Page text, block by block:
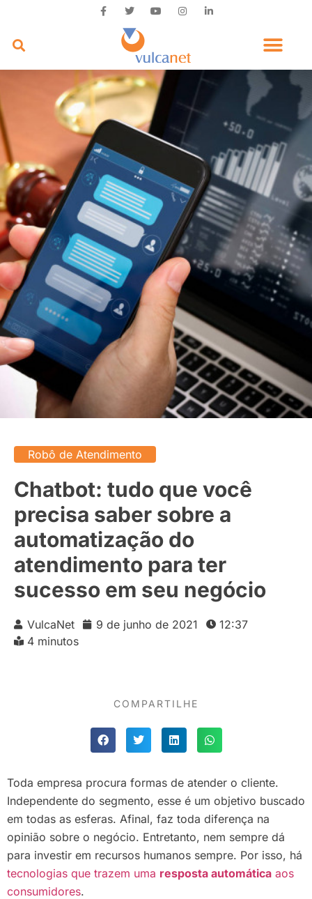
Robô de Atendimento
Chatbot: tudo que você
precisa saber sobre a
automatização do
atendimento para ter
sucesso em seu negócio
VulcaNet 9 de junho de 2021
12:37
4 minutos
COMPARTILHE
Toda empresa procura formas de atender o cliente.
Independente do segmento, esse é um objetivo buscado
em todas as esferas. Afinal, faz toda diferença na
opinião sobre o negócio. Entretanto, nem sempre dá
para investir em recursos humanos sempre. Por isso, há
tecnologias que trazem uma resposta automática aos
consumidores.